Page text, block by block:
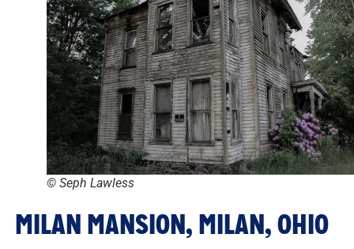
© Seph Lawless
MILAN MANSION, MILAN, OHIO